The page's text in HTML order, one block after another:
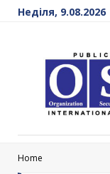
Неділя, 9.08.2026
Home